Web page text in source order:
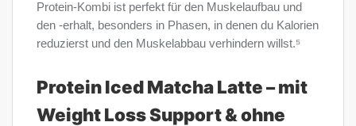
Protein-Kombi ist perfekt für den Muskelaufbau und
den -erhalt, besonders in Phasen, in denen du Kalorien
reduzierst und den Muskelabbau verhindern willst.⁵
Protein Iced Matcha Latte – mit
Weight Loss Support & ohne